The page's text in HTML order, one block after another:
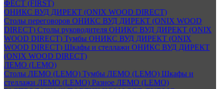
ФЁСТ (FIRST)
ОНИКС ВУД ДИРЕКТ (ONIX WOOD DIRECT)
Столы переговоров ОНИКС ВУД ДИРЕКТ (ONIX WOOD
DIRECT) Столы руководителя ОНИКС ВУД ДИРЕКТ (ONIX
WOOD DIRECT) Тумбы ОНИКС ВУД ДИРЕКТ (ONIX
WOOD DIRECT) Шкафы и стеллажи ОНИКС ВУД ДИРЕКТ
(ONIX WOOD DIRECT)
ЛЕМО (LEMO)
Столы ЛЕМО (LEMO) Тумбы ЛЕМО (LEMO) Шкафы и
стеллажи ЛЕМО (LEMO) Разное ЛЕМО (LEMO)